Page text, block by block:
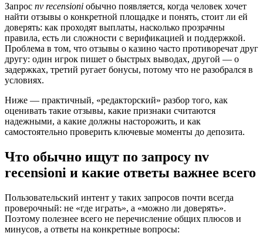
Запрос nv recensioni обычно появляется, когда человек хочет
найти отзывы о конкретной площадке и понять, стоит ли ей
доверять: как проходят выплаты, насколько прозрачны
правила, есть ли сложности с верификацией и поддержкой.
Проблема в том, что отзывы о казино часто противоречат друг
другу: один игрок пишет о быстрых выводах, другой — о
задержках, третий ругает бонусы, потому что не разобрался в
условиях.
Ниже — практичный, «редакторский» разбор того, как
оценивать такие отзывы, какие признаки считаются
надежными, а какие должны насторожить, и как
самостоятельно проверить ключевые моменты до депозита.
Что обычно ищут по запросу nv
recensioni и какие ответы важнее всего
Пользовательский интент у таких запросов почти всегда
проверочный: не «где играть», а «можно ли доверять».
Поэтому полезнее всего не перечисление общих плюсов и
минусов, а ответы на конкретные вопросы: